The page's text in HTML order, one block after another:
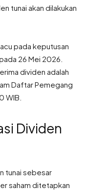
tunai akan dilakukan
pada keputusan
26 Mei 2026.
dividen adalah
Daftar Pemegang
WIB.
Dividen
tunai sebesar
saham ditetapkan